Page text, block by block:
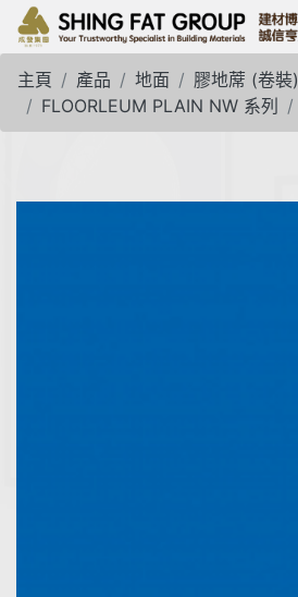
主頁 產品 地面
膠地蓆 (卷裝)
FLOORLEUM PLAIN NW 系列